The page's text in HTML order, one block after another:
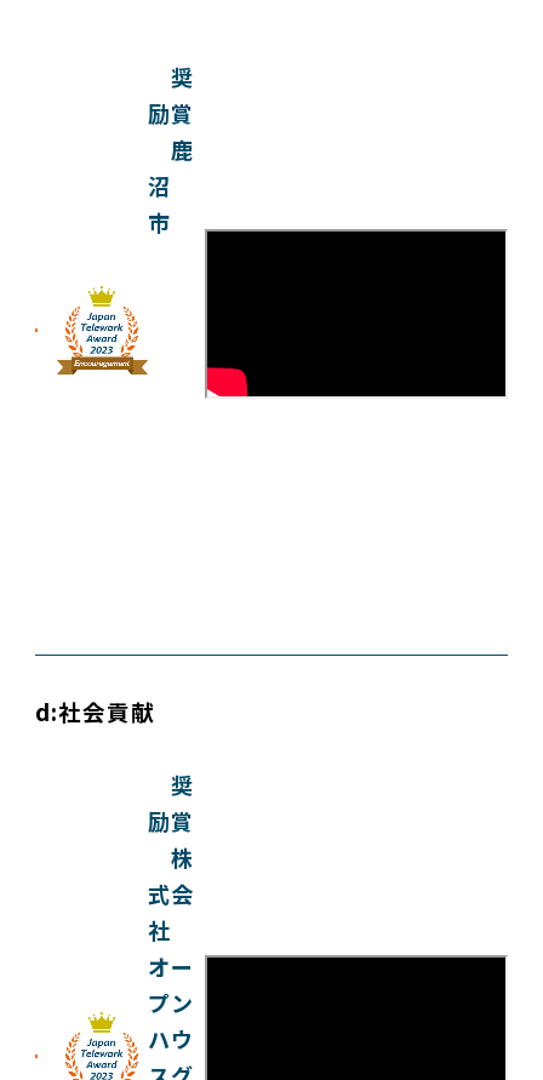
奨
励賞
鹿
沼
市
d:社会貢献
奨
励賞
株
式会
社
オー
プン
ハウ